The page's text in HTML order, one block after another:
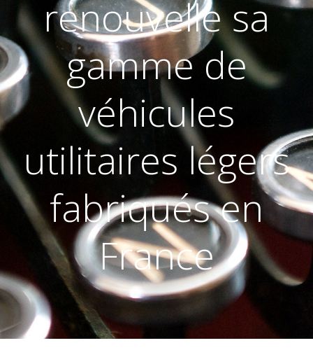
renouvelle sa
gamme de
véhicules
utilitaires légers
fabriqués en
France